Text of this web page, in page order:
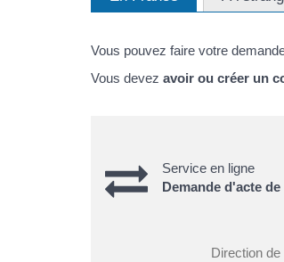
Vous pouvez faire votre
Vous devez avoir ou créer un
Service en ligne
Demande d'acte
Direction